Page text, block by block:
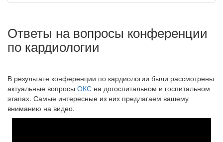
Ответы на вопросы конференции
по кардиологии
В результате конференции по кардиологии были рассмотрены
актуальные вопросы ОКС на догоспитальном и госпитальном
этапах. Самые интересные из них предлагаем вашему
вниманию на видео.